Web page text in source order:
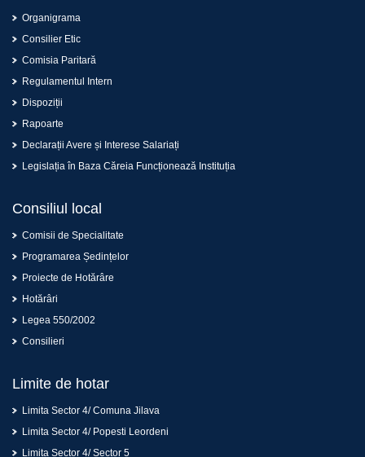
Organigrama
Consilier Etic
Comisia Paritară
Regulamentul Intern
Dispoziții
Rapoarte
Declarații Avere și Interese Salariați
Legislația în Baza Căreia Funcționează Instituția
Consiliul local
Comisii de Specialitate
Programarea Ședințelor
Proiecte de Hotărâre
Hotărâri
Legea 550/2002
Consilieri
Limite de hotar
Limita Sector 4/ Comuna Jilava
Limita Sector 4/ Popesti Leordeni
Limita Sector 4/ Sector 5